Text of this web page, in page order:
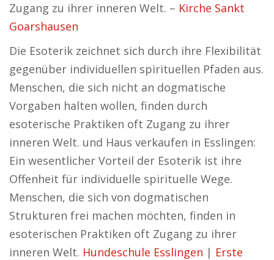
Zugang zu ihrer inneren Welt. – Kirche Sankt
Goarshausen
Die Esoterik zeichnet sich durch ihre Flexibilität
gegenüber individuellen spirituellen Pfaden aus.
Menschen, die sich nicht an dogmatische
Vorgaben halten wollen, finden durch
esoterische Praktiken oft Zugang zu ihrer
inneren Welt. und Haus verkaufen in Esslingen:
Ein wesentlicher Vorteil der Esoterik ist ihre
Offenheit für individuelle spirituelle Wege.
Menschen, die sich von dogmatischen
Strukturen frei machen möchten, finden in
esoterischen Praktiken oft Zugang zu ihrer
inneren Welt. Hundeschule Esslingen | Erste